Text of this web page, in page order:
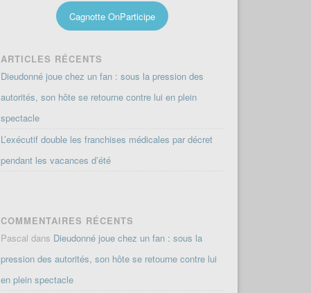
Cagnotte OnParticipe
ARTICLES RÉCENTS
Dieudonné joue chez un fan : sous la pression des
autorités, son hôte se retourne contre lui en plein
spectacle
L’exécutif double les franchises médicales par décret
pendant les vacances d’été
COMMENTAIRES RÉCENTS
Pascal dans Dieudonné joue chez un fan : sous la
pression des autorités, son hôte se retourne contre lui
en plein spectacle